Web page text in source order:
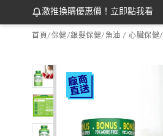
激推換購優惠價！立即點我看
首頁/保健/銀髮保健/ 魚油 / 心臟保健/